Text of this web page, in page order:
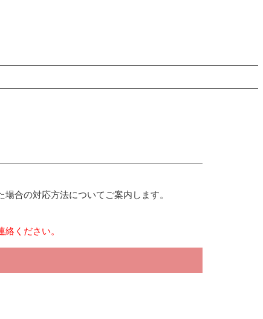
合の対応方法についてご案内します。
ください。